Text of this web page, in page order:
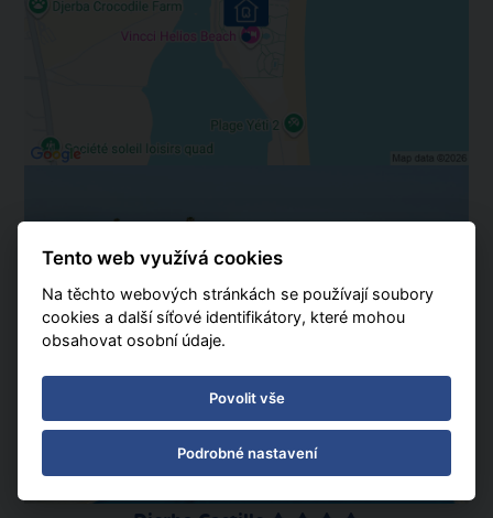
Tento web využívá cookies
Na těchto webových stránkách se používají soubory
cookies a další síťové identifikátory, které mohou
obsahovat osobní údaje.
Povolit vše
Podrobné nastavení